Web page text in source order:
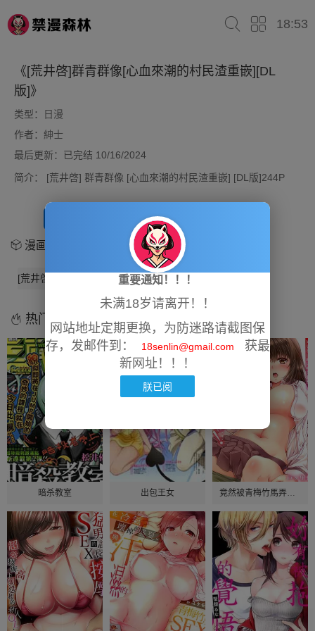
18:53
《[荒井啓]群青群像[心血來潮的村民渣重嵌][DL
版]》
类型：
日漫
作者： 紳士
最后更新：已完结 10/16/2024
简介：
[荒井啓] 群青群像 [心血來潮的村民渣重嵌] [DL版]244P
放入书架
漫画章节
[荒井啓]群青群像[心血來潮的村民渣重嵌][DL版]
热门漫画
暗杀教室 出包王女 竟然被青梅竹馬弄到高潮
重要通知！！！
未满18岁请离开！！
网站地址定期更换，为防迷路请截图保
存，发邮件到：
18senlin@gmail.com
获最
新网址！！！
朕已阅